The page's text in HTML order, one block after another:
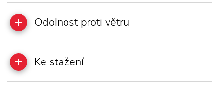
Odolnost proti větru
Ke stažení